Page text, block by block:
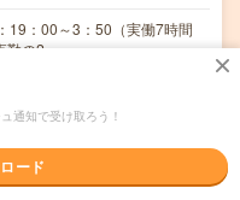
19：00～3：50（実働7時間
勤の2…
どスタート日はご相談くだ
収入例＞23万4360円＝時給
の場合（残業代別） #月収
通知で受け取ろう！
ード